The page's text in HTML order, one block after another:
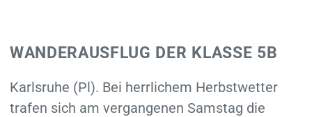
WANDERAUSFLUG DER KLASSE 5B
Karlsruhe (Pl). Bei herrlichem Herbstwetter
trafen sich am vergangenen Samstag die